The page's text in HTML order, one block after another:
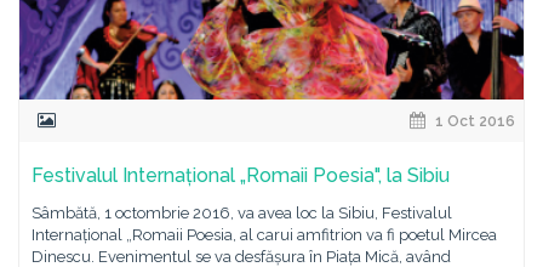
1 Oct 2016
Festivalul Internațional „Romaii Poesia", la Sibiu
Sâmbătă, 1 octombrie 2016, va avea loc la Sibiu, Festivalul
Internațional „Romaii Poesia, al carui amfitrion va fi poetul Mircea
Dinescu. Evenimentul se va desfășura în Piața Mică, având